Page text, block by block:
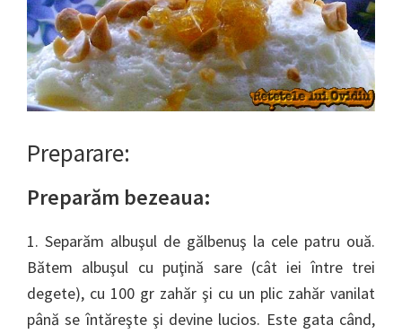
Preparare:
Preparăm bezeaua:
1. Separăm albuşul de gălbenuş la cele patru ouă.
Bătem albuşul cu puţină sare (cât iei între trei
degete), cu 100 gr zahăr şi cu un plic zahăr vanilat
până se întăreşte şi devine lucios. Este gata când,